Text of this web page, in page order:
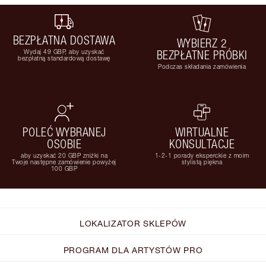
BEZPŁATNA DOSTAWA
Wydaj 49 GBP, aby uzyskać
bezpłatną standardową dostawę
WYBIERZ 2
BEZPŁATNE PRÓBKI
Podczas składania zamówienia
POLEĆ WYBRANEJ
OSOBIE
aby uzyskać 20 GBP zniżki na
Twoje następne zamówienie powyżej
100 GBP
WIRTUALNE
KONSULTACJE
1-2-1 porady eksperckie z moim
stylistą piękna
LOKALIZATOR SKLEPÓW
PROGRAM DLA ARTYSTÓW PRO